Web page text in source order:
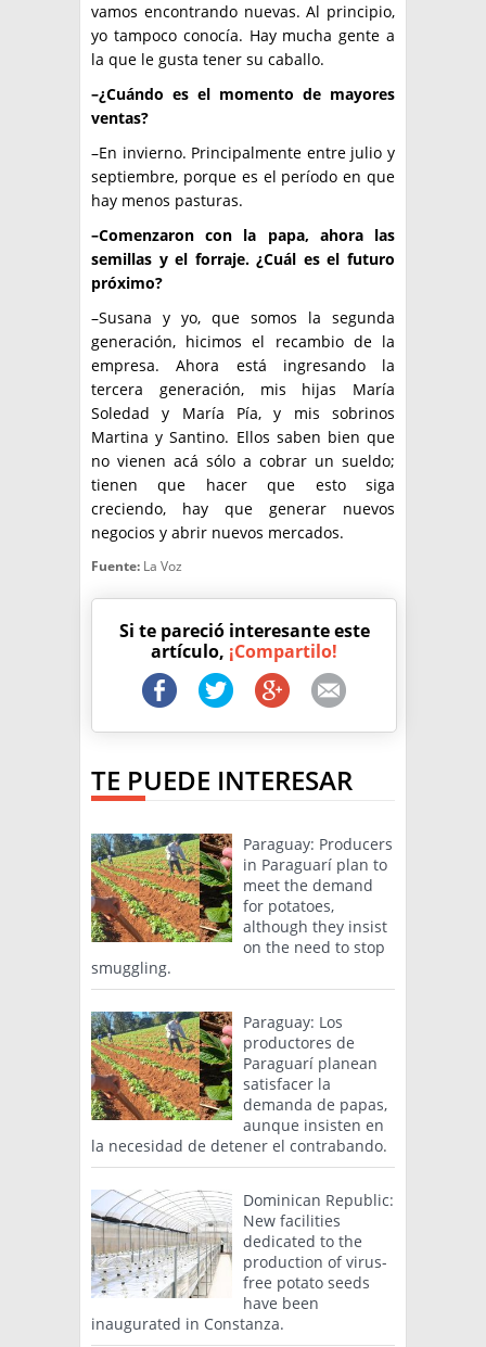
vamos encontrando nuevas. Al principio,
yo tampoco conocía. Hay mucha gente a
la que le gusta tener su caballo.
–¿Cuándo es el momento de mayores
ventas?
–En invierno. Principalmente entre julio y
septiembre, porque es el período en que
hay menos pasturas.
–Comenzaron con la papa, ahora las
semillas y el forraje. ¿Cuál es el futuro
próximo?
–Susana y yo, que somos la segunda
generación, hicimos el recambio de la
empresa. Ahora está ingresando la
tercera generación, mis hijas María
Soledad y María Pía, y mis sobrinos
Martina y Santino. Ellos saben bien que
no vienen acá sólo a cobrar un sueldo;
tienen que hacer que esto siga
creciendo, hay que generar nuevos
negocios y abrir nuevos mercados.
Fuente: La Voz
Si te pareció interesante este
artículo, ¡Compartilo!
TE PUEDE INTERESAR
Paraguay: Producers
in Paraguarí plan to
meet the demand
for potatoes,
although they insist
on the need to stop
smuggling.
Paraguay: Los
productores de
Paraguarí planean
satisfacer la
demanda de papas,
aunque insisten en
la necesidad de detener el contrabando.
Dominican Republic:
New facilities
dedicated to the
production of virus-
free potato seeds
have been
inaugurated in Constanza.